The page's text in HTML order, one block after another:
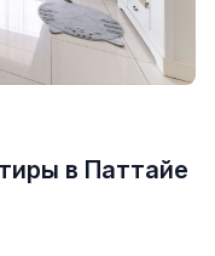
в Паттайе